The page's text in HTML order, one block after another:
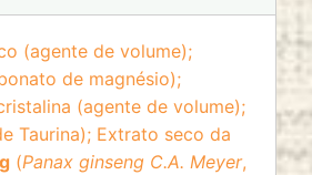
(agente de volume);
de magnésio);
(agente de volume);
Taurina); Extrato seco da
(Panax ginseng C.A. Meyer,